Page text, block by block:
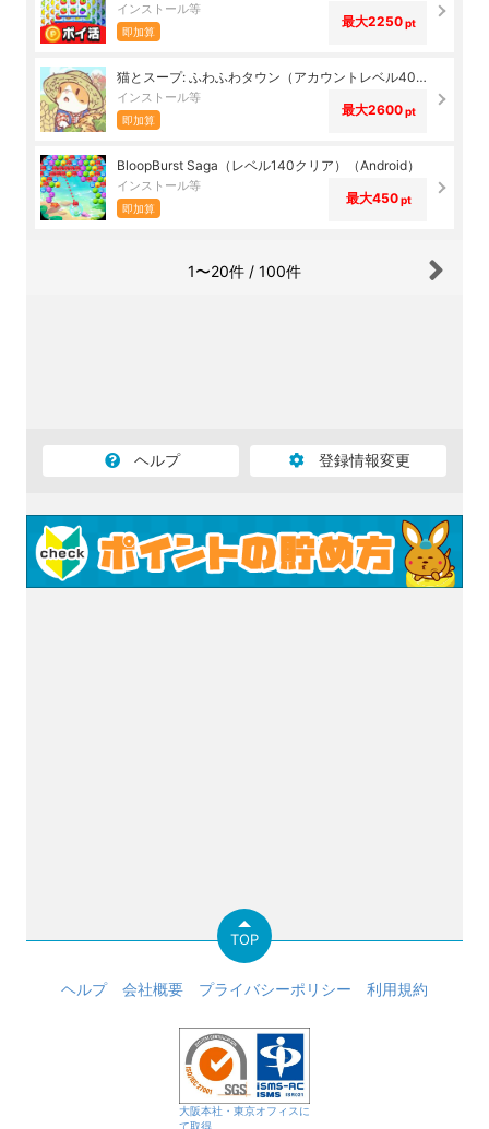
インストール等
即加算
最大2250pt
猫とスープ: ふわふわタウン（アカウントレベル40到達）（Android）
インストール等
即加算
最大2600pt
BloopBurst Saga（レベル140クリア）（Android）
インストール等
即加算
最大450pt
1〜20件 / 100件
ヘルプ 登録情報変更
ヘルプ 会社概要 プライバシーポリシー 利用規約
大阪本社・東京オフィスに
て取得
TOP